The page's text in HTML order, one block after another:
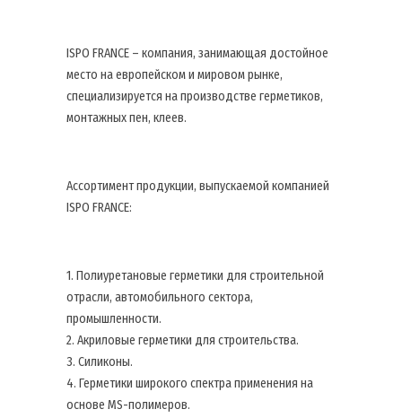
ISPO FRANCE – компания, занимающая достойное
место на европейском и мировом рынке,
специализируется на производстве герметиков,
монтажных пен, клеев.
Ассортимент продукции, выпускаемой компанией
ISPO FRANCE:
1. Полиуретановые герметики для строительной
отрасли, автомобильного сектора,
промышленности.
2. Акриловые герметики для строительства.
3. Силиконы.
4. Герметики широкого спектра применения на
основе MS-полимеров.